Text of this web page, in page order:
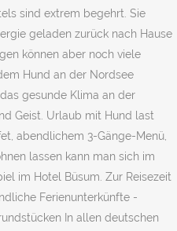
sind extrem begehrt. Sie
geladen zurück nach Hause
können aber noch viele
Hund an der Nordsee
gesunde Klima an der
Geist. Urlaub mit Hund last
abendlichem 3-Gänge-Menü,
lassen kann man sich im
im Hotel Büsum. Zur Reisezeit
Ferienunterkünfte -
In allen deutschen